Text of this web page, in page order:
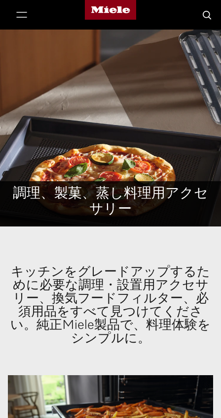
Mieleのホームページ
検索
調理、製菓、蒸し料理用アクセ
サリー
キッチンをグレードアップするた
めに必要な調理・設置用アクセサ
リー、換気フードフィルター、必
須用品をすべて見つけてくださ
い。純正Miele製品で、料理体験を
シンプルに。